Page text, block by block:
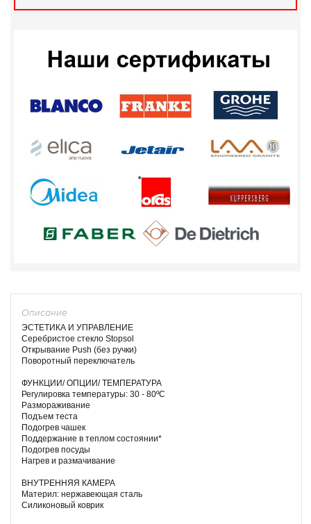
Описание
ЭСТЕТИКА И УПРАВЛЕНИЕ
Серебристое стекло Stopsol
Открывание Push (без ручки)
Поворотный переключатель
ФУНКЦИИ/ ОПЦИИ/ ТЕМПЕРАТУРА
Регулировка температуры: 30 - 80ºС
Размораживание
Подъем теста
Подогрев чашек
Поддержание в теплом состоянии*
Подогрев посуды
Нагрев и размачивание
ВНУТРЕННЯЯ КАМЕРА
Материл: нержавеющая сталь
Силиконовый коврик